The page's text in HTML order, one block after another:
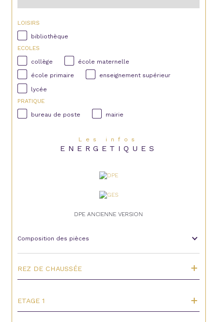
LOISIRS
bibliothèque
ECOLES
collège
école maternelle
école primaire enseignement supérieur
lycée
PRATIQUE
bureau de poste
mairie
Les infos
ENERGETIQUES
DPE ANCIENNE VERSION
Composition des pièces
REZ DE CHAUSSÉE
ETAGE 1